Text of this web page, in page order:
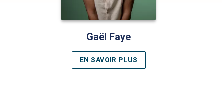
Gaël Faye
EN SAVOIR PLUS